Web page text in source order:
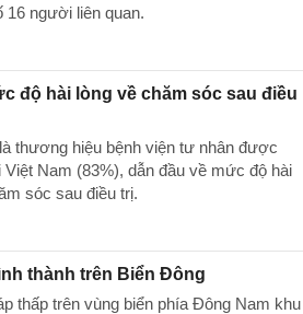
người liên quan.
độ hài lòng về chăm sóc sau điều
thương hiệu bệnh viện tư nhân được
Việt Nam (83%), dẫn đầu về mức độ hài
sóc sau điều trị.
thành trên Biển Đông
thấp trên vùng biển phía Đông Nam khu